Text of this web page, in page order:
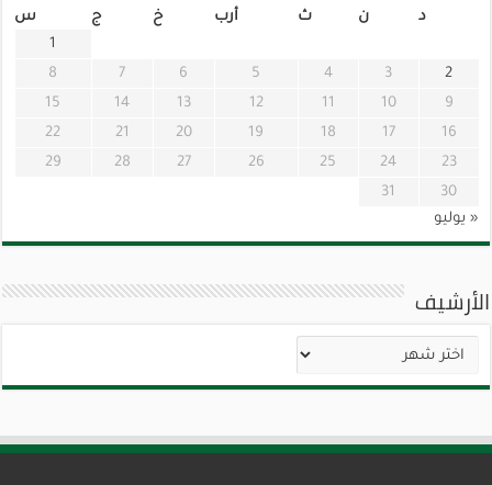
د
ن ث أرب خ ج
س
1
2
3
4
5
6
7
8
9
10
11
12
13
14
15
16
17
18
19
20
21
22
23
24
25
26
27
28
29
30
31
« يوليو
الأرشيف
الأرشيف